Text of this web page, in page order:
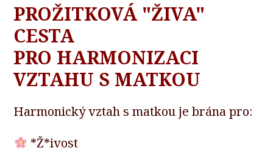
PROŽITKOVÁ "ŽIVA"
CESTA
PRO HARMONIZACI
VZTAHU S MATKOU
Harmonický vztah s matkou je brána pro:
*Ž*ivost